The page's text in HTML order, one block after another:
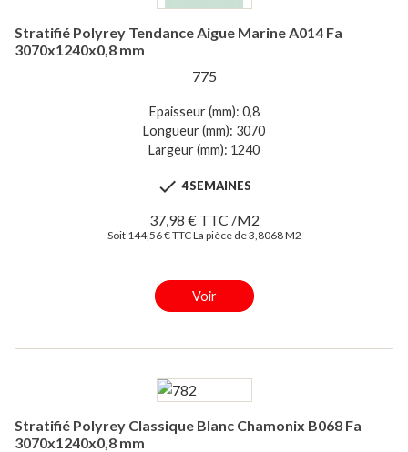
Stratifié Polyrey Tendance Aigue Marine A014 Fa
3070x1240x0,8 mm
775
Epaisseur (mm): 0,8
Longueur (mm): 3070
Largeur (mm): 1240
 4 SEMAINES
37,98 € TTC /M2
Soit 144,56 € TTC La pièce de 3,8068 M2
Voir
Stratifié Polyrey Classique Blanc Chamonix B068 Fa
3070x1240x0,8 mm